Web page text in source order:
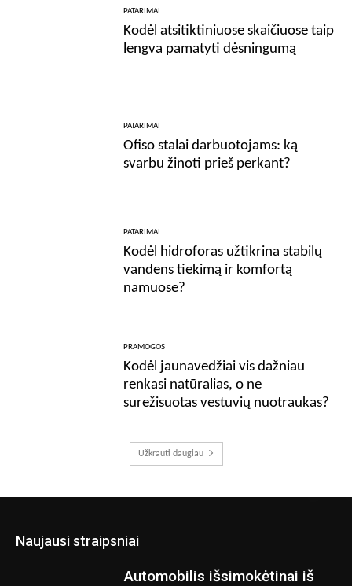
PATARIMAI
Kodėl atsitiktiniuose skaičiuose taip
lengva pamatyti dėsningumą
PATARIMAI
Ofiso stalai darbuotojams: ką
svarbu žinoti prieš perkant?
PATARIMAI
Kodėl hidroforas užtikrina stabilų
vandens tiekimą ir komfortą
namuose?
PRAMOGOS
Kodėl jaunavedžiai vis dažniau
renkasi natūralias, o ne
surežisuotas vestuvių nuotraukas?
Užkrauti daugiau
Naujausi straipsniai
Automobilis išsimokėtinai iš